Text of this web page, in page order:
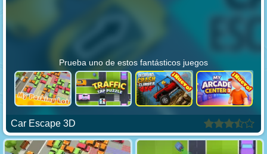
Prueba uno de estos fantásticos juegos
Car Escape 3D